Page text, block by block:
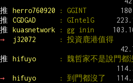
推 herro760920
: GGINT
推
CGDGAD
: GIntelG
推
kuasnetwork
: gg inin
→
j32072 : 投資鹿港值得
推 hifuyo : 魏哲家不是說門都
→ hifuyo
: 到門都沒了